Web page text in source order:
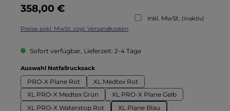
Regulärer Preis:
358,00 €
inkl. MwSt. (inaktiv)
Preise exkl. MwSt. zzgl. Versandkosten
Sofort verfügbar, Lieferzeit: 2-4 Tage
Auswahl Notfallrucksackauswählen
PRO-X Plane Rot
XL Medtex Rot
XL PRO-X Medtex Grün
XL PRO-X Plane Gelb
XL PRO-X Waterstop Rot
XL Plane Blau